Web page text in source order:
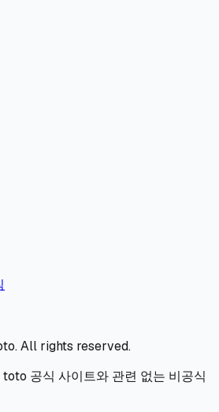
. All rights reserved.
공식 사이트와 관련 없는 비공식